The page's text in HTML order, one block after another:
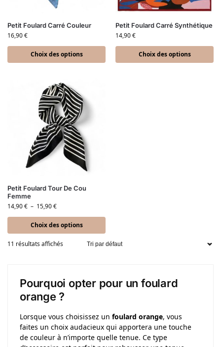
Petit Foulard Carré Couleur
16,90€
Choix des options
Petit Foulard Carré Synthétique
14,90€
Choix des options
Petit Foulard Tour De Cou
Femme
14,90€ – 15,90€
Choix des options
11 résultats affichés
Pourquoi opter pour un foulard
orange ?
Lorsque vous choisissez un foulard orange, vous
faites un choix audacieux qui apportera une touche
de couleur à n’importe quelle tenue. Ce type